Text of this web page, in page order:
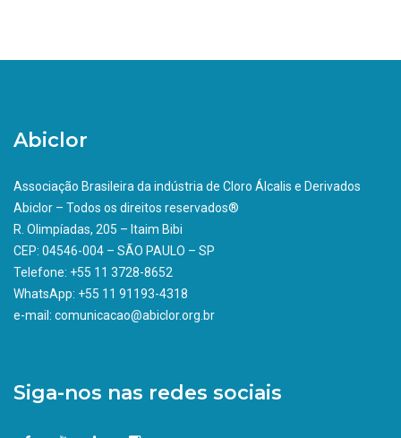
Abiclor
Associação Brasileira da indústria de Cloro Álcalis e Derivados
Abiclor – Todos os direitos reservados®
R. Olimpíadas, 205 – Itaim Bibi
CEP: 04546-004 – SÃO PAULO – SP
Telefone: +55 11 3728-8652
WhatsApp: +55 11 91193-4318
e-mail: comunicacao@abiclor.org.br
Siga-nos nas redes sociais